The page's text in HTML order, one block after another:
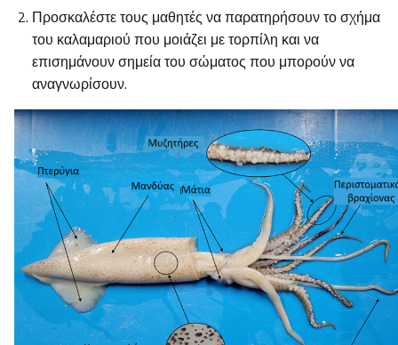
Προσκαλέστε τους μαθητές να παρατηρήσουν το σχήμα
του καλαμαριού που μοιάζει με τορπίλη και να
επισημάνουν σημεία του σώματος που μπορούν να
αναγνωρίσουν.